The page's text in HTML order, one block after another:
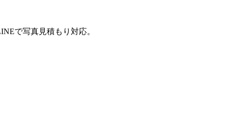
で写真見積もり対応。